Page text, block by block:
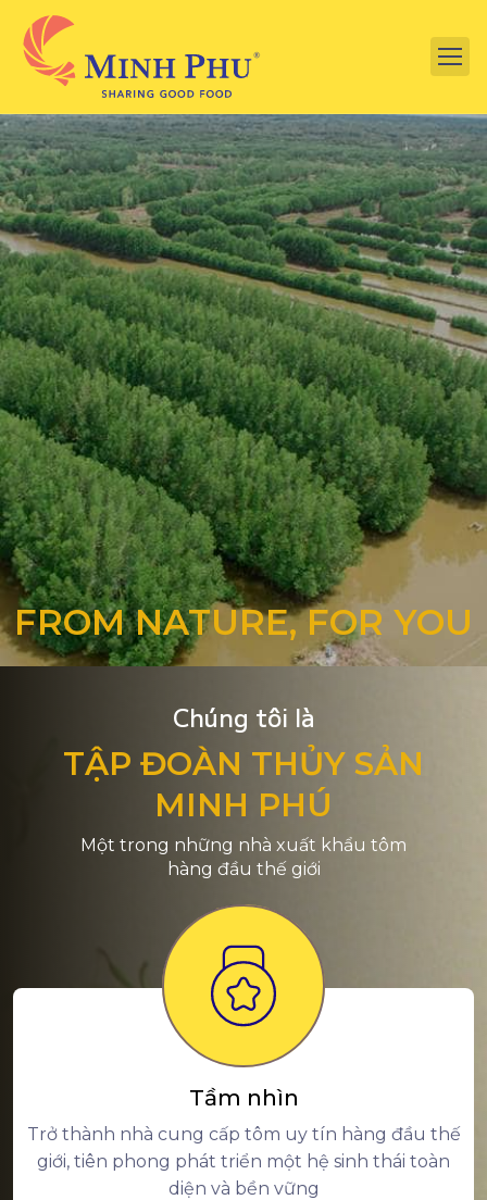
FROM NATURE, FOR YOU
Chúng tôi là
TẬP ĐOÀN THỦY SẢN
MINH PHÚ
Một trong những nhà xuất khẩu tôm
hàng đầu thế giới
Tầm nhìn
Trở thành nhà cung cấp tôm uy tín hàng đầu thế
giới, tiên phong phát triển một hệ sinh thái toàn
diện và bền vững